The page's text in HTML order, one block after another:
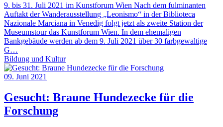
9. bis 31. Juli 2021 im Kunstforum Wien Nach dem fulminanten
Auftakt der Wanderausstellung „Leonismo“ in der Biblioteca
Nazionale Marciana in Venedig folgt jetzt als zweite Station der
Museumstour das Kunstforum Wien. In dem ehemaligen
Bankgebäude werden ab dem 9. Juli 2021 über 30 farbgewaltige
G…
Bildung und Kultur
09. Juni 2021
Gesucht: Braune Hundezecke für die
Forschung